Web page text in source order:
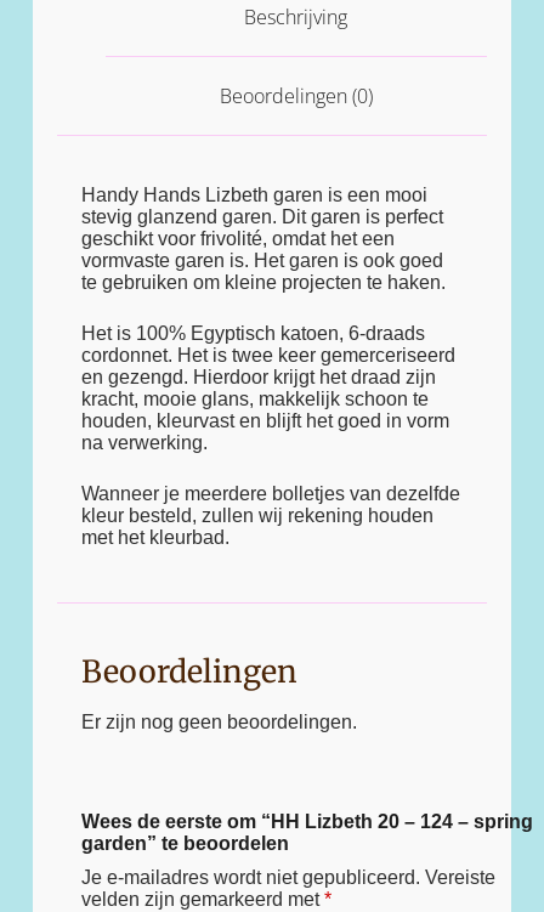
Beschrijving
Beoordelingen (0)
Handy Hands Lizbeth garen is een mooi
stevig glanzend garen. Dit garen is perfect
geschikt voor frivolité, omdat het een
vormvaste garen is. Het garen is ook goed
te gebruiken om kleine projecten te haken.
Het is 100% Egyptisch katoen, 6-draads
cordonnet. Het is twee keer gemerceriseerd
en gezengd. Hierdoor krijgt het draad zijn
kracht, mooie glans, makkelijk schoon te
houden, kleurvast en blijft het goed in vorm
na verwerking.
Wanneer je meerdere bolletjes van dezelfde
kleur besteld, zullen wij rekening houden
met het kleurbad.
Beoordelingen
Er zijn nog geen beoordelingen.
Wees de eerste om “HH Lizbeth 20 – 124 – spring
garden” te beoordelen
Je e-mailadres wordt niet gepubliceerd. Vereiste
velden zijn gemarkeerd met*